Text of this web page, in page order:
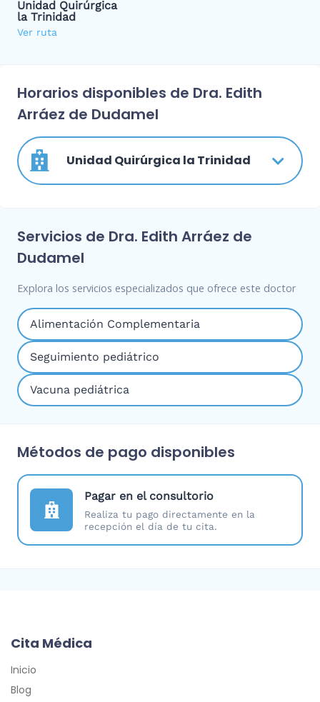
Unidad Quirúrgica
la Trinidad
Ver ruta
Horarios disponibles de Dra. Edith
Arráez de Dudamel
Unidad Quirúrgica la Trinidad
Servicios de Dra. Edith Arráez de
Dudamel
Explora los servicios especializados que ofrece este doctor
Alimentación Complementaria
Seguimiento pediátrico
Vacuna pediátrica
Métodos de pago disponibles
Pagar en el consultorio
Realiza tu pago directamente en la
recepción el día de tu cita.
Cita Médica
Inicio
Blog